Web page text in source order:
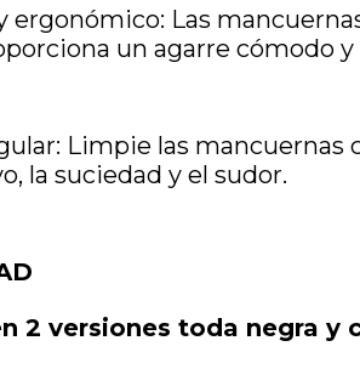
ergonómico: Las
un agarre cómodo
Limpie las mancuernas
la suciedad y el sudor.
2 versiones toda negra y